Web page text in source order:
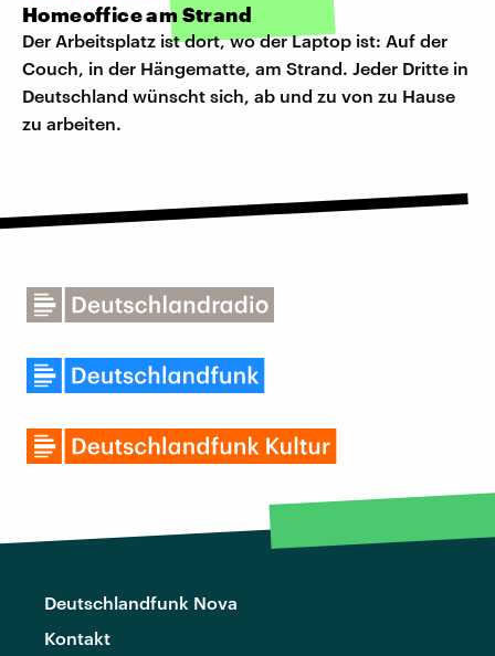
Homeoffice am Strand
Der Arbeitsplatz ist dort, wo der Laptop ist: Auf der
Couch, in der Hängematte, am Strand. Jeder Dritte in
Deutschland wünscht sich, ab und zu von zu Hause
zu arbeiten.
Deutschlandfunk Nova
Kontakt